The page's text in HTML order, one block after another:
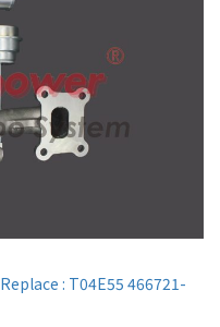
: T04E55 466721-